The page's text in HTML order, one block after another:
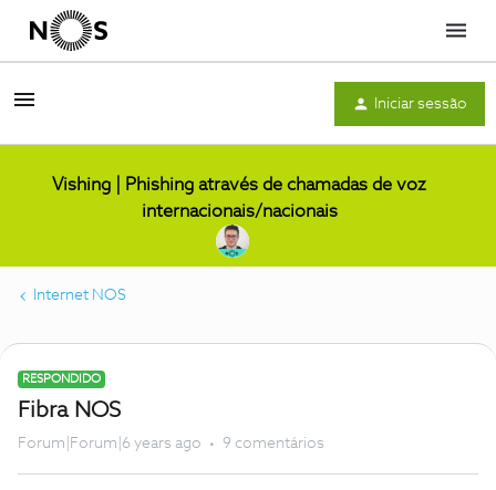
Menu
Iniciar sessão
Vishing | Phishing através de chamadas de voz
internacionais/nacionais
Internet NOS
RESPONDIDO
Fibra NOS
Forum|Forum|6 years ago 9 comentários